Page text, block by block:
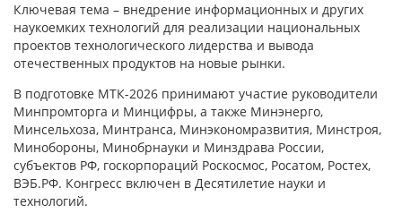
Ключевая тема – внедрение информационных и других
наукоемких технологий для реализации национальных
проектов технологического лидерства и вывода
отечественных продуктов на новые рынки.
В подготовке МТК-2026 принимают участие руководители
Минпромторга и Минцифры, а также Минэнерго,
Минсельхоза, Минтранса, Минэкономразвития, Минстроя,
Минобороны, Минобрнауки и Минздрава России,
субъектов РФ, госкорпораций Роскосмос, Росатом, Ростех,
ВЭБ.РФ. Конгресс включен в Десятилетие науки и
технологий.